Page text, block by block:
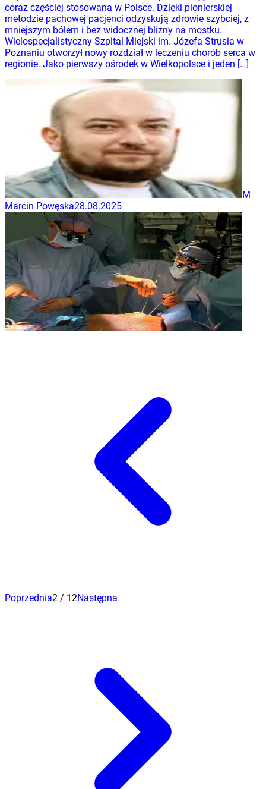
coraz częściej stosowana w Polsce. Dzięki pionierskiej
metodzie pachowej pacjenci odzyskują zdrowie szybciej, z
mniejszym bólem i bez widocznej blizny na mostku.
Wielospecjalistyczny Szpital Miejski im. Józefa Strusia w
Poznaniu otworzył nowy rozdział w leczeniu chorób serca w
regionie. Jako pierwszy ośrodek w Wielkopolsce i jeden […]
M
Marcin Powęska28.08.2025
Poprzednia2 / 12Następna